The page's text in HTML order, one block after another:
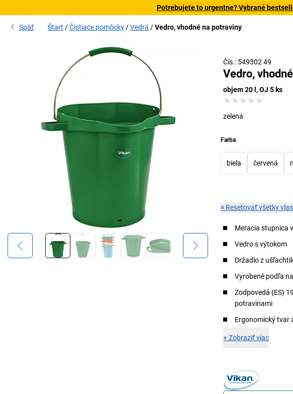
Potrebujete to urgentne? Vybrané
Späť Štart Čistiace pomôcky Vedrá Vedro, vhodné na potraviny
Čís.: 549302 49
Vedro,
objem 20 l, OJ 5 ks
zelená
Farba
biela červená
× Resetovať všetky
Meracia stupnica
Vedro s výtokom
Držadlo z
Vyrobené podľa
Zodpovedá (ES)
potravinami
Ergonomický tvar
+Zobraziť viac